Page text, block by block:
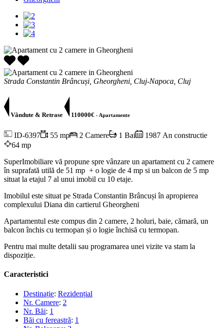
Strada Constantin Brâncuși, Gheorgheni, Cluj-Napoca, Cluj
Vândute & Retrase 110000€ - Apartamente
ID-6397 55 mp 2 Camere 1 Bai
1987 An constructie
64 mp
SuperImobiliare vă propune spre vânzare un apartament cu 2 camere
în suprafată utilă de 51 mp + o logie de 4 mp si un balcon de 5 mp
situat la etajul 7 al unui imobil cu 10 etaje.
Imobilul este situat pe Strada Constantin Brâncuși în apropierea
complexului Diana din cartierul Gheorgheni
Apartamentul este compus din 2 camere, 2 holuri, baie, cămară, un
balcon închis cu termopan și o logie închisă cu termopan.
Pentru mai multe detalii sau programarea unei vizite va stam la
dispoziție.
Caracteristici
Destinație: Rezidențial
Nr. Camere: 2
Nr. Băi: 1
Băi cu fereastră: 1